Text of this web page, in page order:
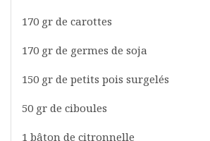
170 gr de carottes
170 gr de germes de soja
150 gr de petits pois surgelés
50 gr de ciboules
1 bâton de citronnelle